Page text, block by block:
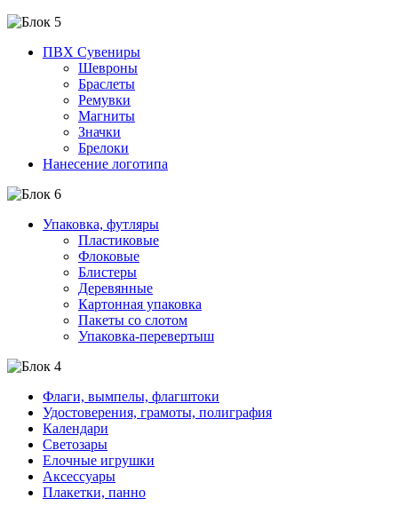
ПВХ Сувениры
Шевроны
Браслеты
Ремувки
Магниты
Значки
Брелоки
Нанесение логотипа
Упаковка, футляры
Пластиковые
Флоковые
Блистеры
Деревянные
Картонная упаковка
Пакеты со слотом
Упаковка-перевертыш
Флаги, вымпелы, флагштоки
Удостоверения, грамоты, полиграфия
Календари
Светозары
Елочные игрушки
Аксессуары
Плакетки, панно